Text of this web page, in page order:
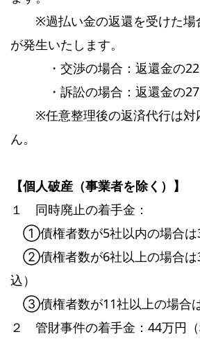
※過払い金の返還を受けた場
が発生いたします。
・交渉の場合：返還金の22
・訴訟の場合：返還金の
※任意整理後の返済代行は対
ん。
【個人破産（事業者を除く）】
１ 同時廃止の着手金：
①債権者数が5社以内の場合は
②債権者数が6社以上の場合は
込）
③債権者数が11社以上の場合は
２ 管財事件の着手金：44万円（